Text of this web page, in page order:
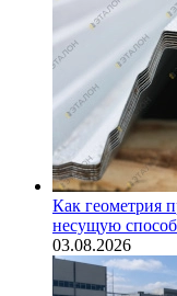
Как геометрия
несущую
03.08.2026